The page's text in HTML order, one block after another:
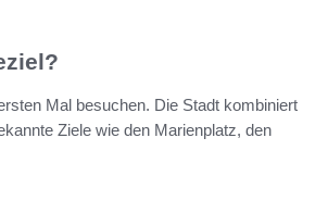
Mal besuchen. Die Stadt kombiniert
Ziele wie den Marienplatz, den